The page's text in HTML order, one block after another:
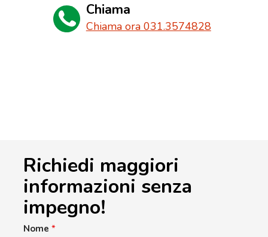
Chiama
Chiama ora 031.3574828
Richiedi maggiori
informazioni senza
impegno!
Nome *